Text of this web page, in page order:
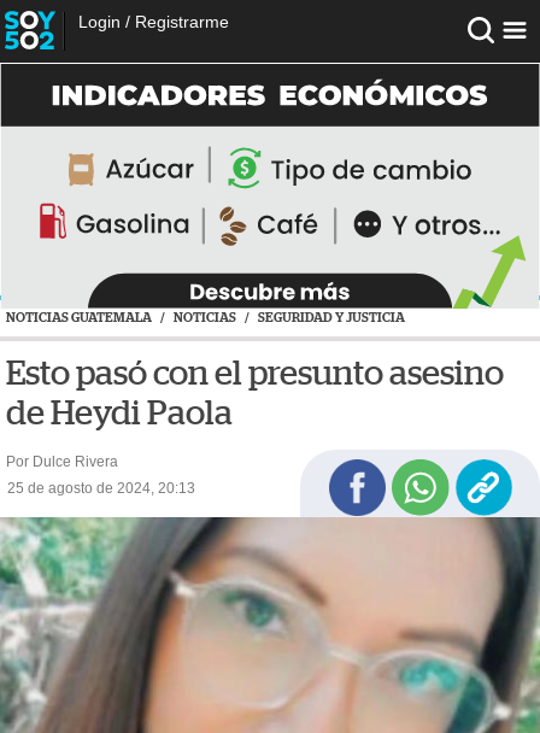
Login / Registrarme
NOTICIAS GUATEMALA / NOTICIAS / SEGURIDAD Y JUSTICIA
Esto pasó con el presunto asesino
de Heydi Paola
Por Dulce Rivera
25 de agosto de 2024, 20:13